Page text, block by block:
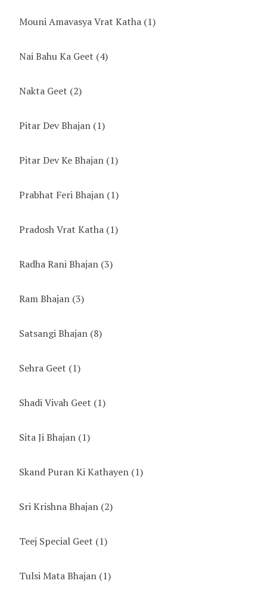
Mouni Amavasya Vrat Katha (1)
Nai Bahu Ka Geet (4)
Nakta Geet (2)
Pitar Dev Bhajan (1)
Pitar Dev Ke Bhajan (1)
Prabhat Feri Bhajan (1)
Pradosh Vrat Katha (1)
Radha Rani Bhajan (3)
Ram Bhajan (3)
Satsangi Bhajan (8)
Sehra Geet (1)
Shadi Vivah Geet (1)
Sita Ji Bhajan (1)
Skand Puran Ki Kathayen (1)
Sri Krishna Bhajan (2)
Teej Special Geet (1)
Tulsi Mata Bhajan (1)